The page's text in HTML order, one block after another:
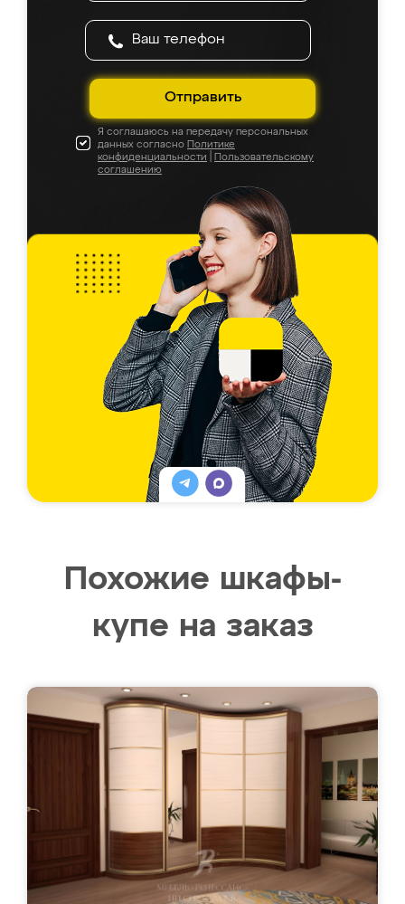
Отправить
Я соглашаюсь на передачу персональных
данных согласно Политике
конфиденциальности
Пользовательскому
соглашению
Похожие шкафы-
купе на заказ